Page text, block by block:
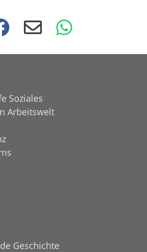
Soziales
Arbeitswelt
Geschichte